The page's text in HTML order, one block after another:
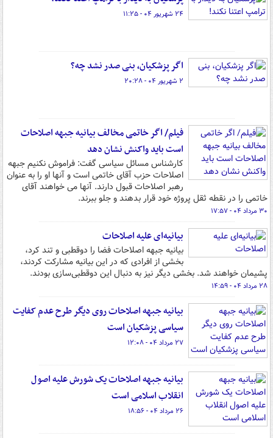
۲۴ شهریور ۰۴ - ۱۱:۲۵
اگر پزشکیان، بنی صدر نشد چه؟
۲ شهریور ۰۴ - ۲۰:۲۸
فیلم/ اگر خاتمی مخالف بیانیه جبهه اصلاحات
است باید واکنش نشان دهد
کارشناس مسائل سیاسی گفت: فراموش نکنیم جبهه
اصلاحات حزب آقای خاتمی است و آنها او را به عنوان
رهبر اصلاحات قبول دارند. آنها می خواهند آقای
خاتمی را در نقطه ثقل پروژه خود قرار بدهند و جلو ببرند.
۳۰ مرداد ۰۴ - ۱۷:۵۷
بیانیه‌ای علیه اصلاحات
بیانیه جبهه اصلاحات فضا را دوقطبی و تند کرد،
بخشی از افرادی که در این بیانیه مشارکت کردند،
پشیمان خواهند شد. بخشی دیگر نیز به دنبال این دوقطبی‌سازی بودند.
۲۸ مرداد ۰۴ - ۱۴:۵۹
بیانیه جبهه اصلاحات روی دیگر طرح عدم کفایت
سیاسی پزشکیان است
۲۷ مرداد ۰۴ - ۱۲:۰۸
بیانیه جبهه اصلاحات یک شورش علیه اصول
انقلاب اسلامی است
۲۶ مرداد ۰۴ - ۱۸:۵۶